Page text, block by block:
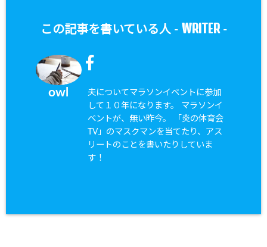
この記事を書いている人 - WRITER-
owl
夫についてマラソンイベントに参加
して１０年になります。 マラソンイ
ベントが、無い昨今。 「炎の体育会
TV」のマスクマンを当てたり、アス
リートのことを書いたりしていま
す！